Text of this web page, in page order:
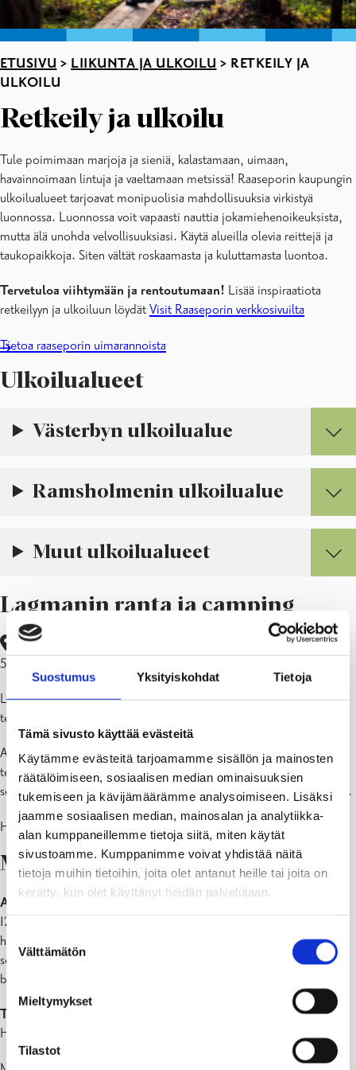
Suostumus Yksityiskohdat Tietoja
Tämä sivusto käyttää evästeitä
Käytämme evästeitä tarjoamamme sisällön ja mainosten
räätälöimiseen, sosiaalisen median ominaisuuksien
tukemiseen ja kävijämäärämme analysoimiseen. Lisäksi
jaamme sosiaalisen median, mainosalan ja analytiikka-
alan kumppaneillemme tietoja siitä, miten käytät
sivustoamme. Kumppanimme voivat yhdistää näitä
tietoja muihin tietoihin, joita olet antanut heille tai joita on
kerätty, kun olet käyttänyt heidän palvelujaan.
valinta
Välttämätön
Mieltymykset
Tilastot
ETUSIVU > LIIKUNTA JA ULKOILU > RETKEILY JA
ULKOILU
Retkeily ja ulkoilu
Tule poimimaan marjoja ja sieniä, kalastamaan, uimaan,
havainnoimaan lintuja ja vaeltamaan metsissä! Raaseporin kaupungin
ulkoilualueet tarjoavat monipuolisia mahdollisuuksia virkistyä
luonnossa. Luonnossa voit vapaasti nauttia jokamiehenoikeuksista,
mutta älä unohda velvollisuuksiasi. Käytä alueilla olevia reittejä ja
taukopaikkoja. Siten vältät roskaamasta ja kuluttamasta luontoa.
Tervetuloa viihtymään ja rentoutumaan! Lisää inspiraatiota
retkeilyyn ja ulkoiluun löydät Visit Raaseporin verkkosivuilta
Tietoa raaseporin uimarannoista
Ulkoilualueet
Västerbyn ulkoilualue
Ramsholmenin ulkoilualue
Muut ulkoilualueet
Lagmanin ranta ja camping
Osoite: Våruddintie 217, 10710 SNAPPERTUNA (WGS84, Lat:
59.95113 Lon: 23.688763)
Lagmanin rannassa voi yöpyä asuntovaunussa, matkailuautossa tai
teltassa
Alueella on tilaa 15 asuntovaunulle tai matkailuautolle, 30
telttapaikkaa, yleinen uimaranta, grillikatos, bajamaja sekä
septitankki. Tällä hetkellä alueella ei ole sähköä eikä juoksevaa vettä.
HUOM! Alueella ei ole kaupungin henkilökuntaa.
Maksut 2026
Asuntovaunusta tai -autosta perittävä maksu on 15 euroa/vrk (klo
12.00-12.00) tai kaudelta 300 euroa (1.5. – 31.8.). Hinta sisältää 4
henkilöä, lisähenkilöstä peritään 3 euroa/vrk. Hintaan sisältyvät
septitankin ja harmaan veden tyhjennys sekä grillikatoksen ja
bajamajan käyttö.
Telttapaikasta
perittävä maksu on 10 euroa/vrk (klo 12.00-12.00).
Hinta sisältää 4 henkilöä, lisähenkilöstä peritään 3 euroa/vrk.